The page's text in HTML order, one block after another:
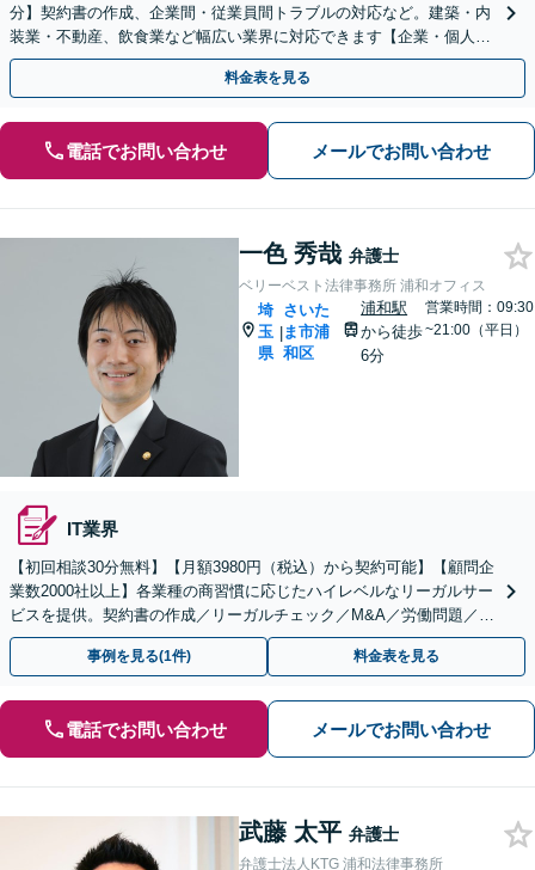
分】契約書の作成、企業間・従業員間トラブルの対応など。建築・内
装業・不動産、飲食業など幅広い業界に対応できます【企業・個人事
業主の方初回面談無料】
料金表を見る
電話でお問い合わせ メールでお問い合わせ
一色 秀哉 弁護士
ベリーベスト法律事務所 浦和オフィス
埼
玉
県
|
さいた
ま市浦
和区
浦和駅
から徒歩
6分
営業時間：09:30
~21:00（平日）
IT業界
【初回相談30分無料】【月額3980円（税込）から契約可能】【顧問企
業数2000社以上】各業種の商習慣に応じたハイレベルなリーガルサー
ビスを提供。契約書の作成／リーガルチェック／M&A／労働問題／知
的財産等、お任せください【他士業連携可能】
事例を見る(1件) 料金表を見る
電話でお問い合わせ メールでお問い合わせ
武藤 太平 弁護士
弁護士法人KTG 浦和法律事務所